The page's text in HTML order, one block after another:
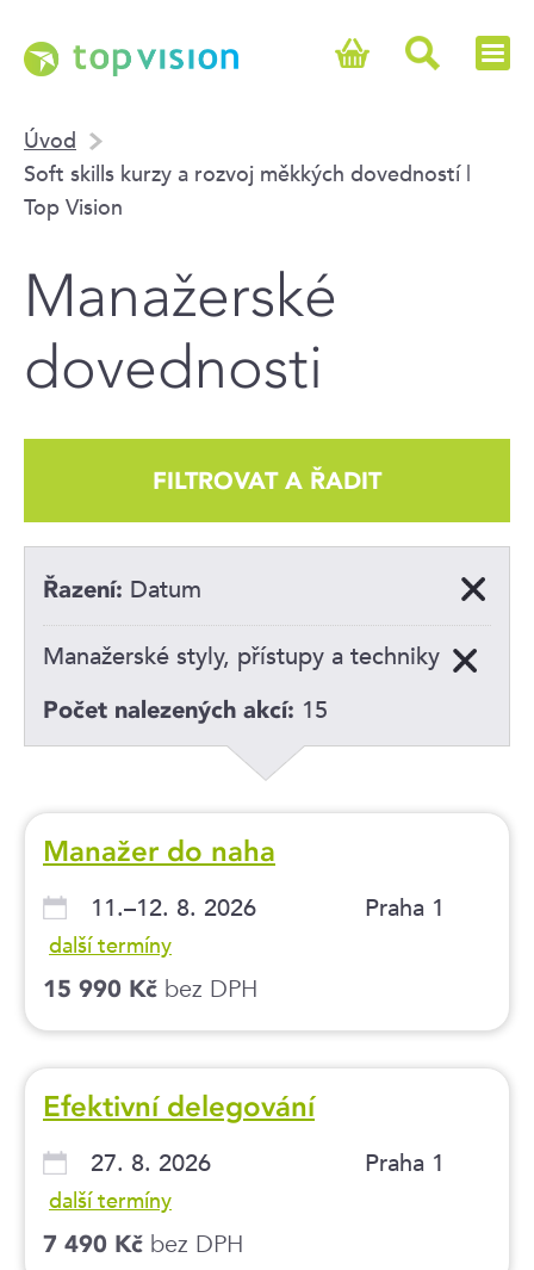
Úvod
Soft skills kurzy a rozvoj měkkých dovedností |
Top Vision
Manažerské
dovednosti
FILTROVAT A ŘADIT
Řazení: Datum
Manažerské styly, přístupy a techniky
Počet nalezených akcí: 15
Manažer do naha
11.–12. 8. 2026 Praha 1
další termíny
15 990 Kč bez DPH
Efektivní delegování
27. 8. 2026 Praha 1
další termíny
7 490 Kč bez DPH